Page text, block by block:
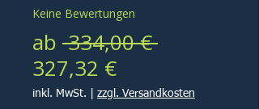
Keine Bewertungen
ab 334,00 €
327,32 €Sale-
Preis
inkl. MwSt. zzgl. Versandkosten